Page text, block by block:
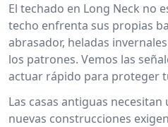
El techado en Long Neck no
techo enfrenta sus propias
abrasador, heladas
los patrones. Vemos las
actuar rápido para proteger
Las casas antiguas
nuevas construcciones